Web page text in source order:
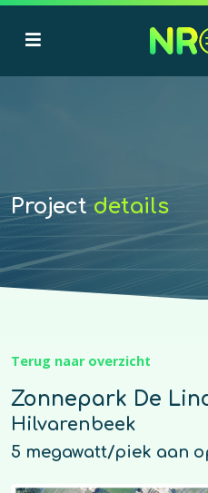
Project details
Terug naar overzicht
Zonnepark De
Hilvarenbeek
5 megawatt/piek aan